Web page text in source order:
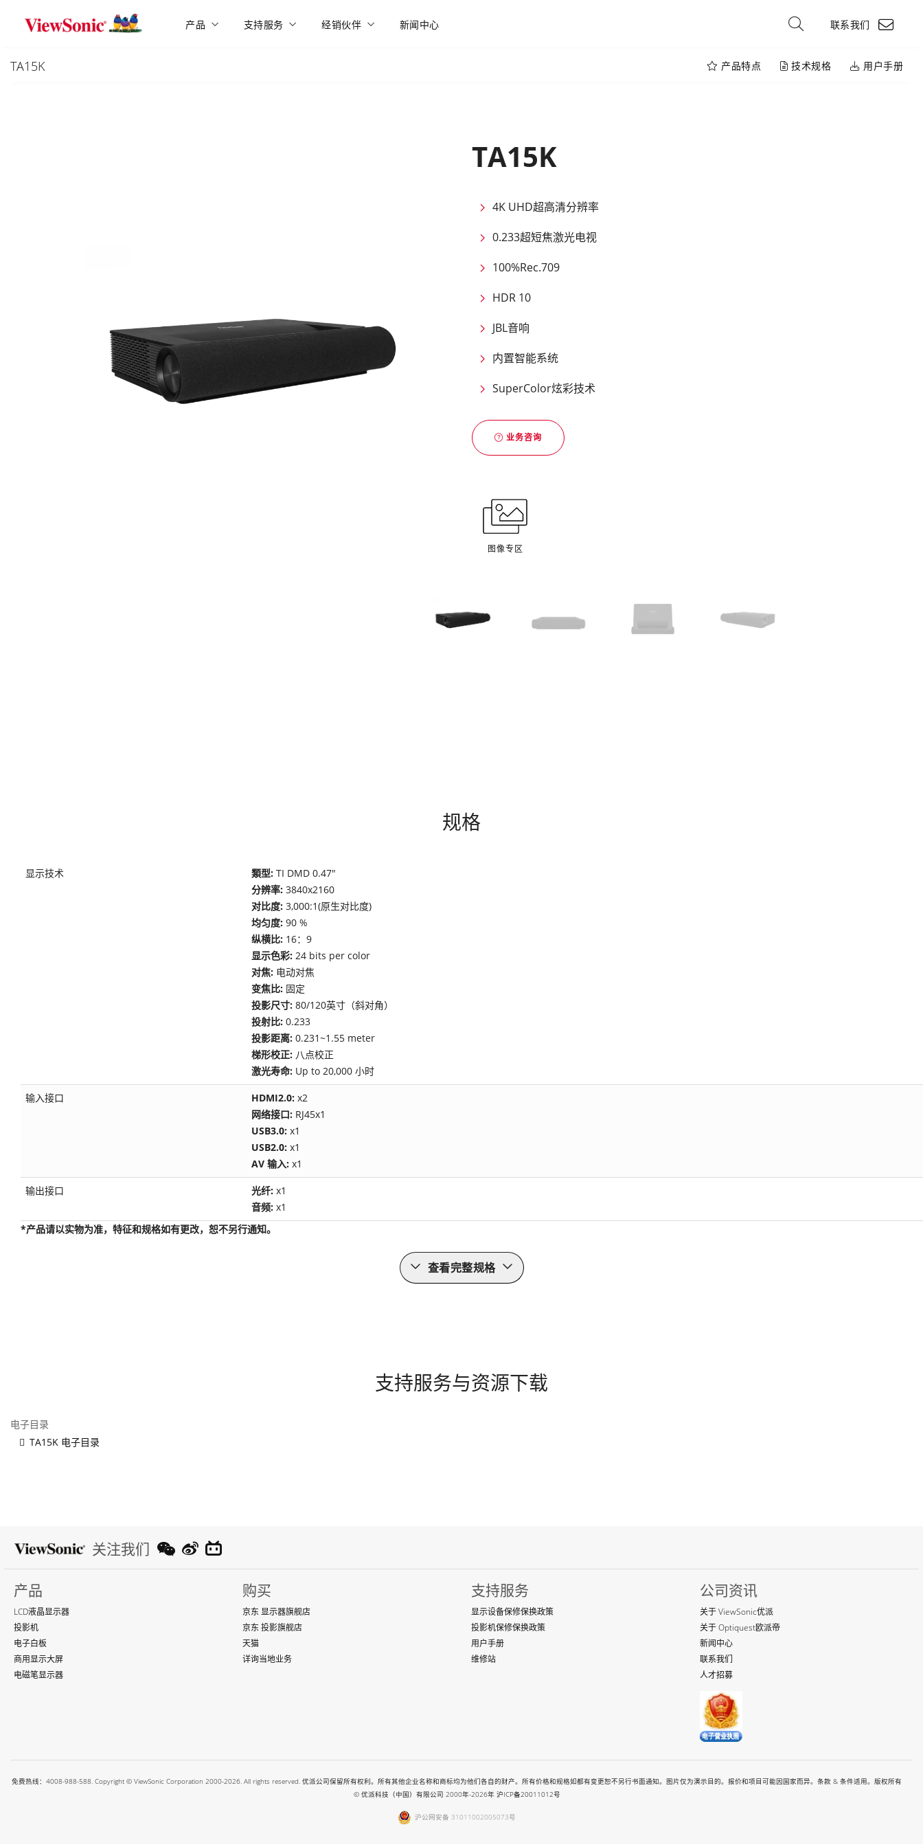
Skip to main content
产品 支持服务 经销伙伴 新闻中心 联系我们
TA15K 产品特点 技术规格 用户手册
TA15K
4K UHD超高清分辨率
0.233超短焦激光电视
100%Rec.709
HDR 10
JBL音响
内置智能系统
SuperColor炫彩技术
业务咨询
图像专区
规格
显示技术 類型: TI DMD 0.47"
分辨率: 3840x2160
对比度: 3,000:1(原生对比度)
均匀度: 90 %
纵横比: 16：9
显示色彩: 24 bits per color
对焦: 电动对焦
变焦比: 固定
投影尺寸: 80/120英寸（斜对角）
投射比: 0.233
投影距离: 0.231~1.55 meter
梯形校正: 八点校正
激光寿命: Up to 20,000 小时
输入接口 HDMI2.0: x2
网络接口: RJ45x1
USB3.0: x1
USB2.0: x1
AV 输入: x1
输出接口 光纤: x1
音频: x1
*产品请以实物为准，特征和规格如有更改，恕不另行通知。
查看完整规格
支持服务与资源下载
电子目录
TA15K 电子目录
关注我们
产品
LCD液晶显示器
投影机
电子白板
商用显示大屏
电磁笔显示器
购买
京东 显示器旗舰店
京东 投影旗舰店
天猫
详询当地业务
支持服务
显示设备保修保换政策
投影机保修保换政策
用户手册
维修站
公司资讯
关于 ViewSonic优派
关于 Optiquest欧派帝
新闻中心
联系我们
人才招募
免费热线：4008-988-588. Copyright © ViewSonic Corporation 2000-2026. All rights reserved. 优派公司保留所有权利。所有其他企业名称和商标均为他们各自的财产。所有价格和规格如都有变更恕不另行书面通知。图片仅为演示目的。报价和项目可能因国家而异。条款 & 条件适用。版权所有
© 优派科技（中国）有限公司 2000年-2026年 沪ICP备20011012号
沪公网安备 31011002005073号